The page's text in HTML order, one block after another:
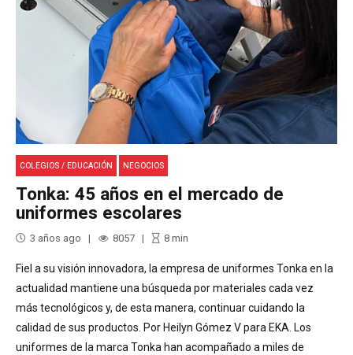
COLEGIOS / EDUCACIÓN NEGOCIOS
Tonka: 45 años en el mercado de
uniformes escolares
3 años ago 8057 8min
Fiel a su visión innovadora, la empresa de uniformes Tonka en la
actualidad mantiene una búsqueda por materiales cada vez
más tecnológicos y, de esta manera, continuar cuidando la
calidad de sus productos. Por Heilyn Gómez V para EKA. Los
uniformes de la marca Tonka han acompañado a miles de